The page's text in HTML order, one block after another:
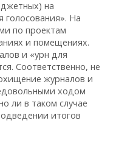
на
голосования». На
по проектам
и помещениях.
и «урн для
Соответственно, не
журналов и
ходом
ли в таком случае
итогов